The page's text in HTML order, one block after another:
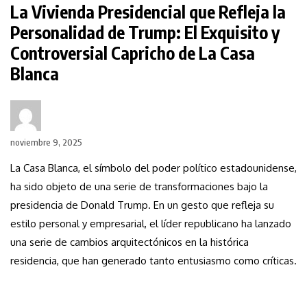
La Vivienda Presidencial que Refleja la
Personalidad de Trump: El Exquisito y
Controversial Capricho de La Casa
Blanca
noviembre 9, 2025
La Casa Blanca, el símbolo del poder político estadounidense,
ha sido objeto de una serie de transformaciones bajo la
presidencia de Donald Trump. En un gesto que refleja su
estilo personal y empresarial, el líder republicano ha lanzado
una serie de cambios arquitectónicos en la histórica
residencia, que han generado tanto entusiasmo como críticas.